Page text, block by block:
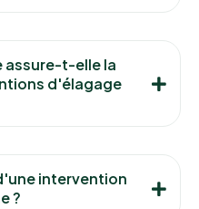
assure-t-elle la
d'élagage
intervention
?